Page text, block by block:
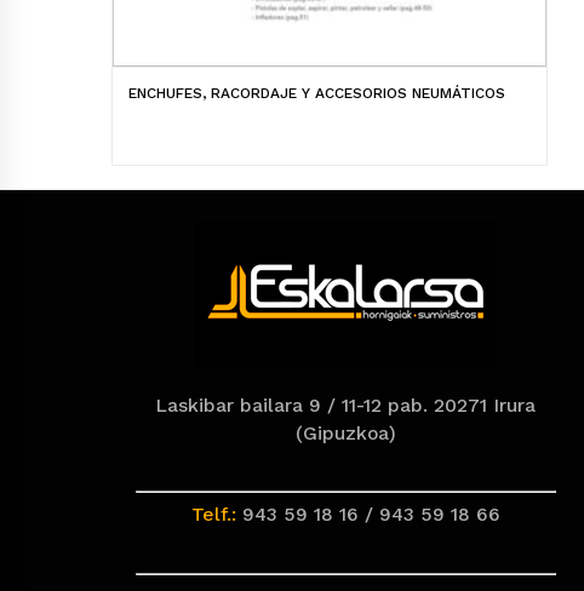
ENCHUFES, RACORDAJE Y ACCESORIOS NEUMÁTICOS
Laskibar bailara 9 / 11-12 pab. 20271 Irura
(Gipuzkoa)
Telf.: 943 59 18 16 / 943 59 18 66